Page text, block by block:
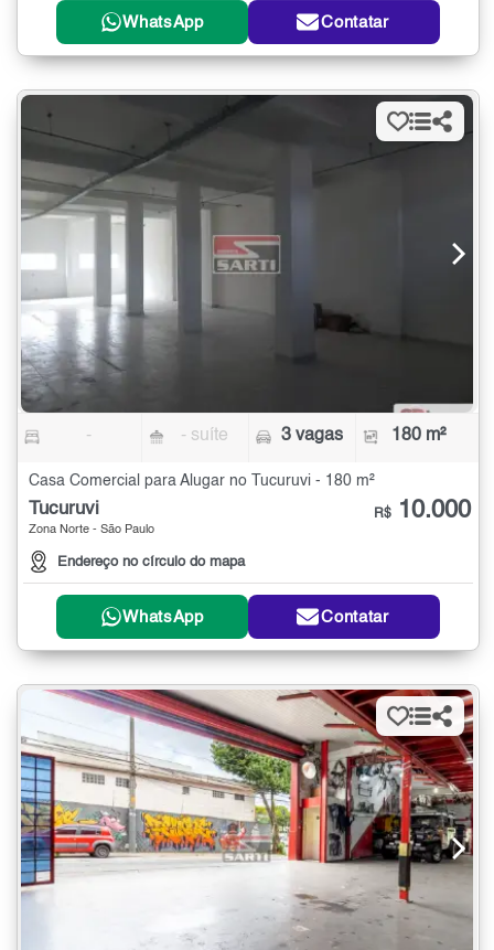
WhatsApp Contatar
- - suíte 3 vagas 180 m²
Casa Comercial para Alugar no Tucuruvi - 180 m²
Tucuruvi
Zona Norte - São Paulo
Endereço no círculo do mapa
R$ 10.000
WhatsApp Contatar